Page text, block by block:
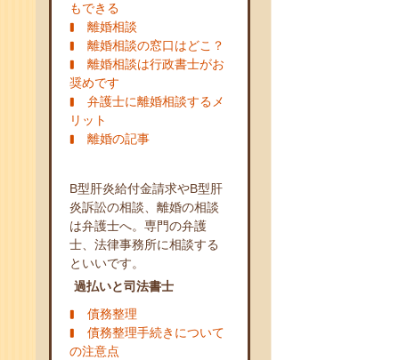
もできる
離婚相談
離婚相談の窓口はどこ？
離婚相談は行政書士がお
奨めです
弁護士に離婚相談するメ
リット
離婚の記事
B型肝炎給付金請求やB型肝
炎訴訟の相談、離婚の相談
は弁護士へ。専門の弁護
士、法律事務所に相談する
といいです。
過払いと司法書士
債務整理
債務整理手続きについて
の注意点